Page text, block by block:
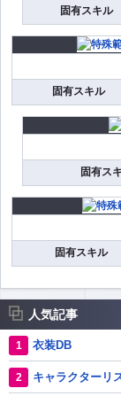
固有スキル
固有スキル
固有ス
固有スキル
人気記事
衣装DB
キャラクターリ